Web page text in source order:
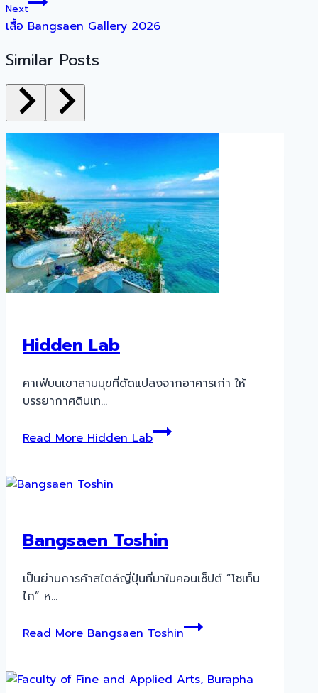
Next
เสื้อ Bangsaen Gallery 2026
Similar Posts
Hidden Lab
คาเฟ่บนเขาสามมุขที่ดัดแปลงจากอาคารเก่า ให้
บรรยากาศดิบเท…
Read MoreHidden Lab
Bangsaen Toshin
เป็นย่านการค้าสไตล์ญี่ปุ่นที่มาในคอนเซ็ปต์ “โชเท็น
ไก” ห…
Read MoreBangsaen Toshin